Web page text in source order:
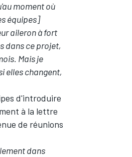
moment où
équipes]
aileron à fort
dans ce projet,
Mais je
elles changent,
d'introduire
à la lettre
de réunions
dans